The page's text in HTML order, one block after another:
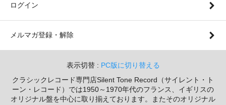
ログイン
メルマガ登録・解除
表示切替 : PC版に切り替える
クラシックレコード専門店Silent Tone Record（サイレント・ト
ーン・レコード）では1950～1970年代のフランス、イギリスの
オリジナル盤を中心に取り揃えております。またそのオリジナル